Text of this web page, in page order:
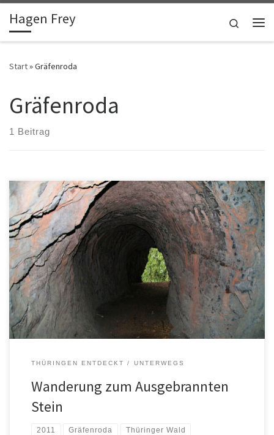
Zum Inhalt springen
Hagen Frey
Search
Start»Gräfenroda
Gräfenroda
1 Beitrag
Lütsche-Flößgraben
THÜRINGEN ENTDECKT UNTERWEGS
Wanderung zum Ausgebrannten
Stein
2011 Gräfenroda Thüringer Wald